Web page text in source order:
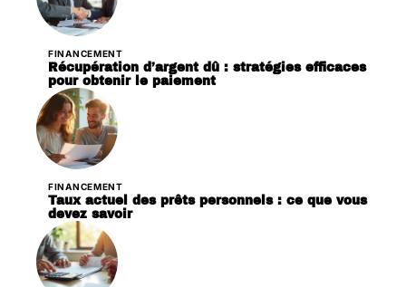
FINANCEMENT
Récupération d’argent dû : stratégies efficaces
pour obtenir le paiement
FINANCEMENT
Taux actuel des prêts personnels : ce que vous
devez savoir